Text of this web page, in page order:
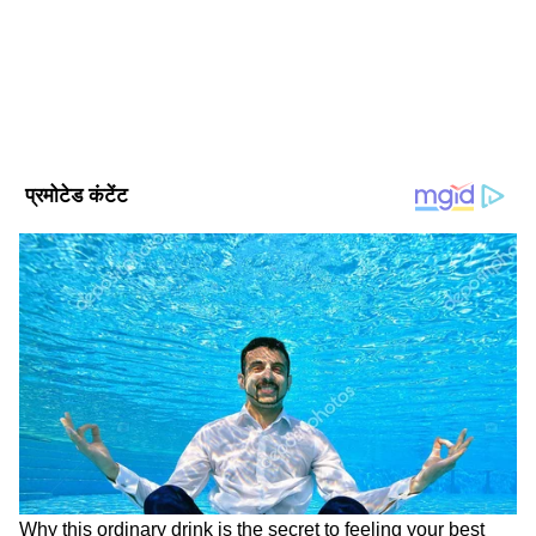
जेईई एडवांस्ड कैंडिडेट पहले IIT JEE की ऑफिशियल
वेबसाइट jeemain.nta.nic.in पर जाएं।
इसके बाद होम पेज पर जेईई एडवांस्ड 2023 आंसर-
की के लिंक पर क्लिक करें।
फिर लॉगिन डीटेल भरकर इसे सबमिट कर दें।
आंसर-की आपकी कंप्यूटर स्क्रीन पर आ जाएगी।
कैंडिडेट आंसर-की को चेक कर डाउनलोड कर लें।
कैंडिडेट इसका प्रिंट आउट भी लेकर रख लें।
DOWNLOAD APP